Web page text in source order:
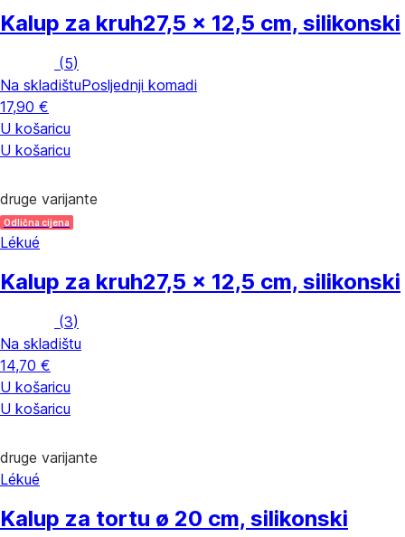
Kalup za kruh27,5 x 12,5 cm, silikonski
(5)
Na skladištuPosljednji komadi
17,90 €
U košaricu
U košaricu
druge varijante
Odlična cijena
Lékué
Kalup za kruh27,5 x 12,5 cm, silikonski
(3)
Na skladištu
14,70 €
U košaricu
U košaricu
druge varijante
Lékué
Kalup za tortu ø 20 cm, silikonski